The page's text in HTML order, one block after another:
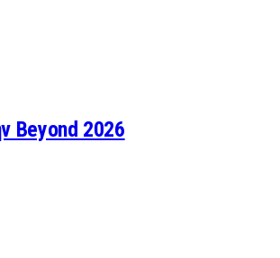
Beyond 2026